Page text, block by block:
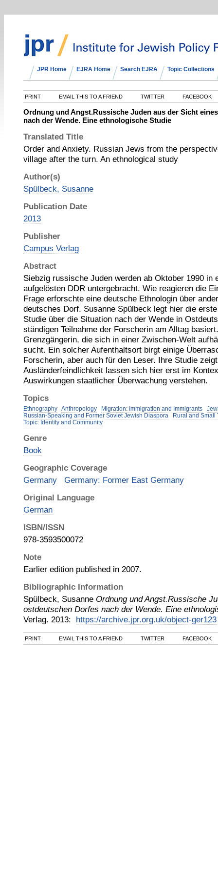
JPR Home EJRA Home Search EJRA Topic Collections
PRINT EMAIL THIS TO A FRIEND TWITTER FACEBOOK
Ordnung und Angst.Russische Juden aus der Sicht
nach der Wende. Eine ethnologische Studie
Translated Title
Order and Anxiety. Russian Jews from the
village after the turn. An ethnological study
Author(s)
Spülbeck, Susanne
Publication Date
2013
Publisher
Campus Verlag
Abstract
Siebzig russische Juden werden ab Oktober 1990 in
aufgelösten DDR untergebracht. Wie reagieren die
Frage erforschte eine deutsche Ethnologin über
deutsches Dorf. Susanne Spülbeck legt hier die
Studie über die Situation nach der Wende in
ständigen Teilnahme der Forscherin am Alltag
Grenzgängerin, die sich in einer Zwischen-Welt
sucht. Ein solcher Aufenthaltsort birgt einige
Forscherin, aber auch für den Leser. Ihre Studie
Ausländerfeindlichkeit lassen sich hier erst im
Auswirkungen staatlicher Überwachung verstehen.
Topics
Ethnography Anthropology Migration: Immigration and Immigrants
Russian-Speaking and Former Soviet Jewish Diaspora
Rural and Small
Topic: Identity and Community
Genre
Book
Geographic Coverage
Germany
Germany: Former East Germany
Original Language
German
ISBN/ISSN
978-3593500072
Note
Earlier edition published in 2007.
Bibliographic Information
Spülbeck, Susanne Ordnung und Angst.Russische
ostdeutschen Dorfes nach der Wende. Eine
Verlag. 2013: https://archive.jpr.org.uk/object-ger123
PRINT EMAIL THIS TO A FRIEND TWITTER FACEBOOK